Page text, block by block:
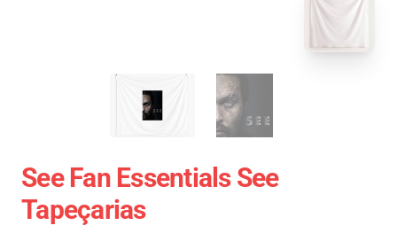
See Fan Essentials See
Tapeçarias